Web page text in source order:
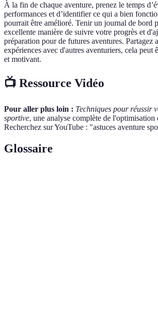
À la fin de chaque aventure, prenez le temps
performances et d’identifier ce qui a bien
pourrait être amélioré. Tenir un journal de bord
excellente manière de suivre votre progrès et
préparation pour de futures aventures. Partagez
expériences avec d'autres aventuriers, cela peut
et motivant.
📺 Ressource Vidéo
Pour aller plus loin : Techniques pour réussir
sportive, une analyse complète de l'optimisation
Recherchez sur YouTube : "astuces aventure
Glossaire